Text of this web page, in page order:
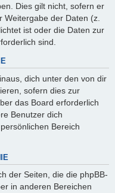
Dies gilt nicht, sofern er
der Daten (z.
ist oder die Daten zur
sind.
dich unter den von dir
sofern dies zur
das Board erforderlich
Benutzer dich
Bereich
der Seiten, die die phpBB-
in anderen Bereichen